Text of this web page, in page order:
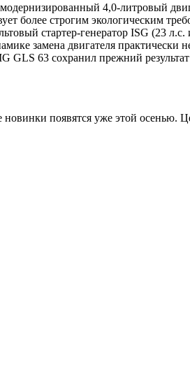
4,0-литровый
более строгим экологическим
стартер-генератор ISG (23
замена двигателя
GLS 63 сохранил прежний
появятся уже этой осенью.